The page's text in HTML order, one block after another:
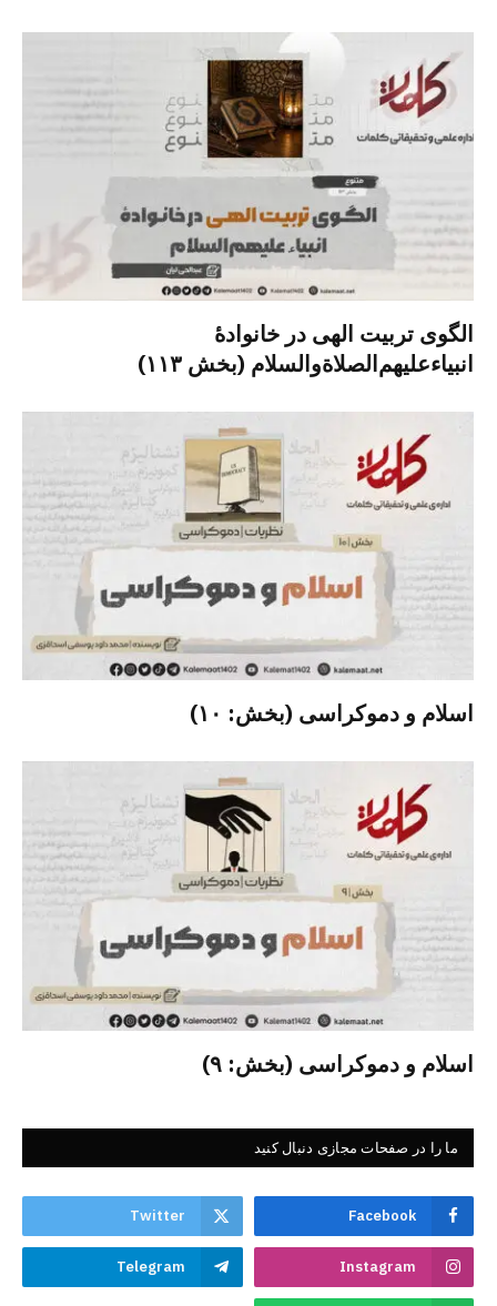
الگوی تربیت الهی در خانوادۀ
انبیاءعلیهم‌الصلاةو‌السلام (بخش ۱۱۳)
اسلام و دموکراسی (بخش: ۱۰)
اسلام و دموکراسی (بخش: ۹)
ما را در صفحات مجازی دنبال کنید
Facebook
Twitter
Instagram
Telegram